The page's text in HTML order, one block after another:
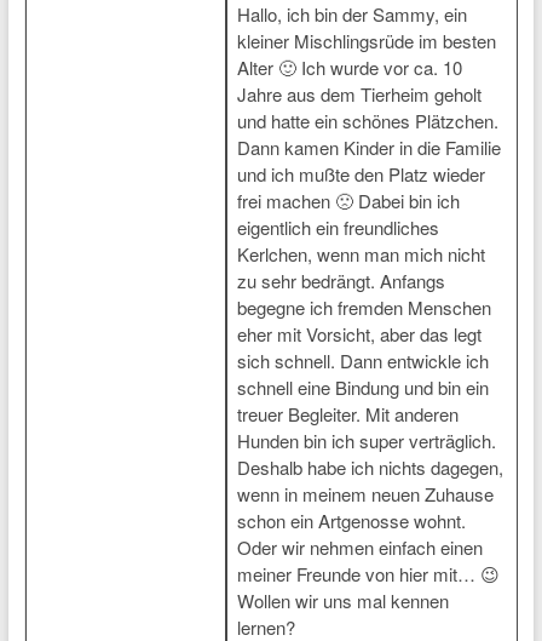
Hallo, ich bin der Sammy, ein
kleiner Mischlingsrüde im besten
Alter 🙂 Ich wurde vor ca. 10
Jahre aus dem Tierheim geholt
und hatte ein schönes Plätzchen.
Dann kamen Kinder in die Familie
und ich mußte den Platz wieder
frei machen 🙁 Dabei bin ich
eigentlich ein freundliches
Kerlchen, wenn man mich nicht
zu sehr bedrängt. Anfangs
begegne ich fremden Menschen
eher mit Vorsicht, aber das legt
sich schnell. Dann entwickle ich
schnell eine Bindung und bin ein
treuer Begleiter. Mit anderen
Hunden bin ich super verträglich.
Deshalb habe ich nichts dagegen,
wenn in meinem neuen Zuhause
schon ein Artgenosse wohnt.
Oder wir nehmen einfach einen
meiner Freunde von hier mit… 😉
Wollen wir uns mal kennen
lernen?